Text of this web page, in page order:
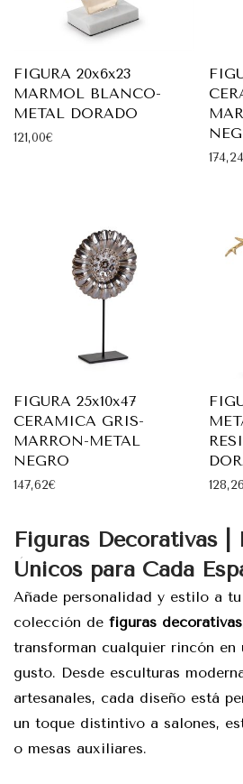
FIGURA 20x6x23
MARMOL BLANCO-
METAL DORADO
121,00€
174,24
FIGURA 25x10x47
CERAMICA GRIS-
MARRON-METAL
NEGRO
147,62€ 128,26
Figuras Decorativas |
Únicos para Cada
Añade personalidad y estilo a
colección de figuras decorativas
transforman cualquier rincón
gusto. Desde esculturas
artesanales, cada diseño está
un toque distintivo a salones,
o mesas auxiliares.